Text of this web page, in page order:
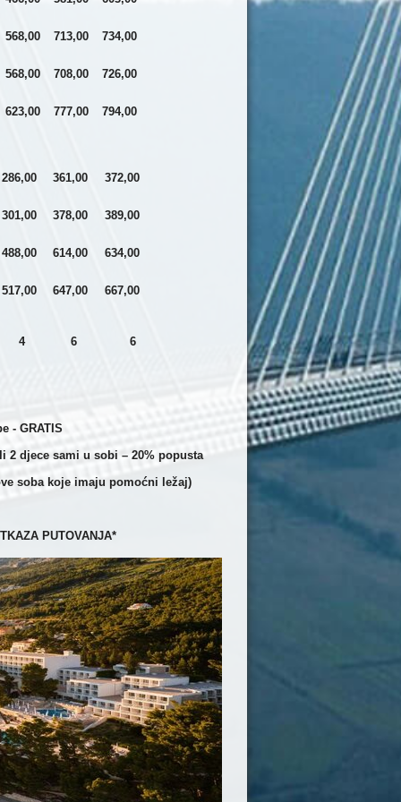
568,00 713,00 734,00
568,00 708,00 726,00
623,00 777,00 794,00
286,00 361,00 372,00
301,00 378,00 389,00
488,00 614,00 634,00
517,00 647,00 667,00
4 6 6
- GRATIS
2 djece sami u sobi – 20% popusta
soba koje imaju pomoćni ležaj)
PUTOVANJA*